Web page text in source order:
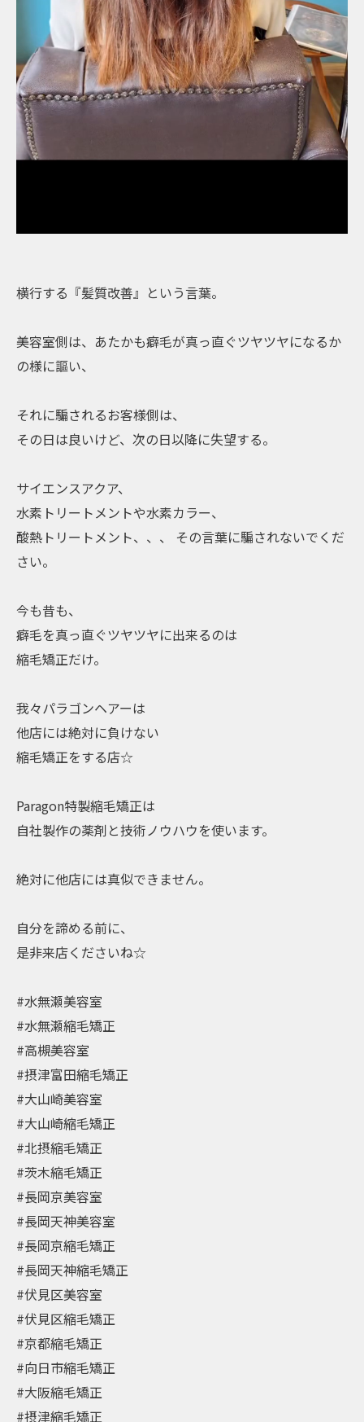
横行する『髪質改善』という言葉。
美容室側は、あたかも癖毛が真っ直ぐツヤツヤになるか
の様に謳い、
それに騙されるお客様側は、
その日は良いけど、次の日以降に失望する。
サイエンスアクア、
水素トリートメントや水素カラー、
酸熱トリートメント、、、 その言葉に騙されないでくだ
さい。
今も昔も、
癖毛を真っ直ぐツヤツヤに出来るのは
縮毛矯正だけ。
我々パラゴンヘアーは
他店には絶対に負けない
縮毛矯正をする店☆
Paragon特製縮毛矯正は
自社製作の薬剤と技術ノウハウを使います。
絶対に他店には真似できません。
自分を諦める前に、
是非来店くださいね☆
#水無瀬美容室
#水無瀬縮毛矯正
#高槻美容室
#摂津富田縮毛矯正
#大山崎美容室
#大山崎縮毛矯正
#北摂縮毛矯正
#茨木縮毛矯正
#長岡京美容室
#長岡天神美容室
#長岡京縮毛矯正
#長岡天神縮毛矯正
#伏見区美容室
#伏見区縮毛矯正
#京都縮毛矯正
#向日市縮毛矯正
#大阪縮毛矯正
#摂津縮毛矯正